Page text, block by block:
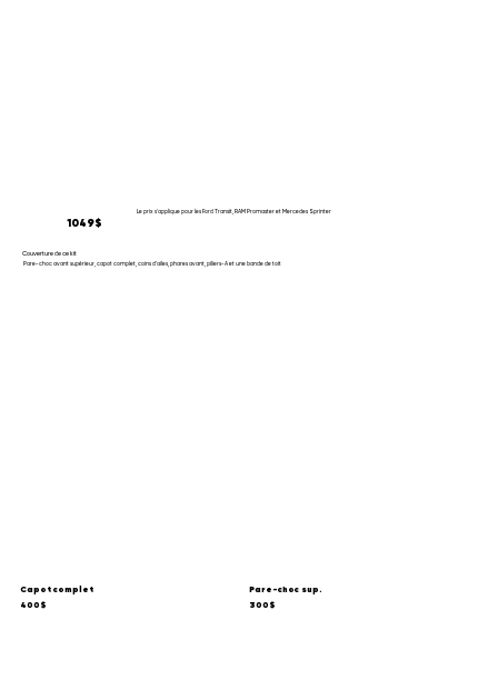
Capot complet
400$
Pare-choc sup.
300$
1049$
Le prix s'applique pour les Ford Transit, RAM Promaster et Mercedes Sprinter
Couverture de ce kit
Pare-choc avant supérieur, capot complet, coins d'ailes, phares avant, piliers-A et une bande de toit